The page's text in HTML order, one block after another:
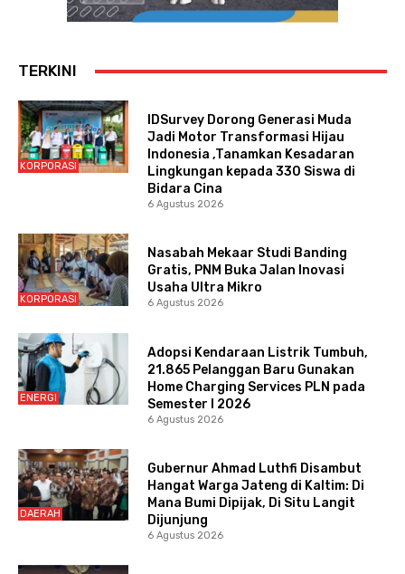
TERKINI
KORPORASI
IDSurvey Dorong Generasi Muda
Jadi Motor Transformasi Hijau
Indonesia ,Tanamkan Kesadaran
Lingkungan kepada 330 Siswa di
Bidara Cina
6 Agustus 2026
KORPORASI
Nasabah Mekaar Studi Banding
Gratis, PNM Buka Jalan Inovasi
Usaha Ultra Mikro
6 Agustus 2026
ENERGI
Adopsi Kendaraan Listrik Tumbuh,
21.865 Pelanggan Baru Gunakan
Home Charging Services PLN pada
Semester I 2026
6 Agustus 2026
DAERAH
Gubernur Ahmad Luthfi Disambut
Hangat Warga Jateng di Kaltim: Di
Mana Bumi Dipijak, Di Situ Langit
Dijunjung
6 Agustus 2026